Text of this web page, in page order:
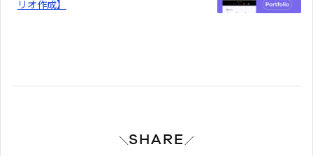
リオ作成】
＼SHARE／